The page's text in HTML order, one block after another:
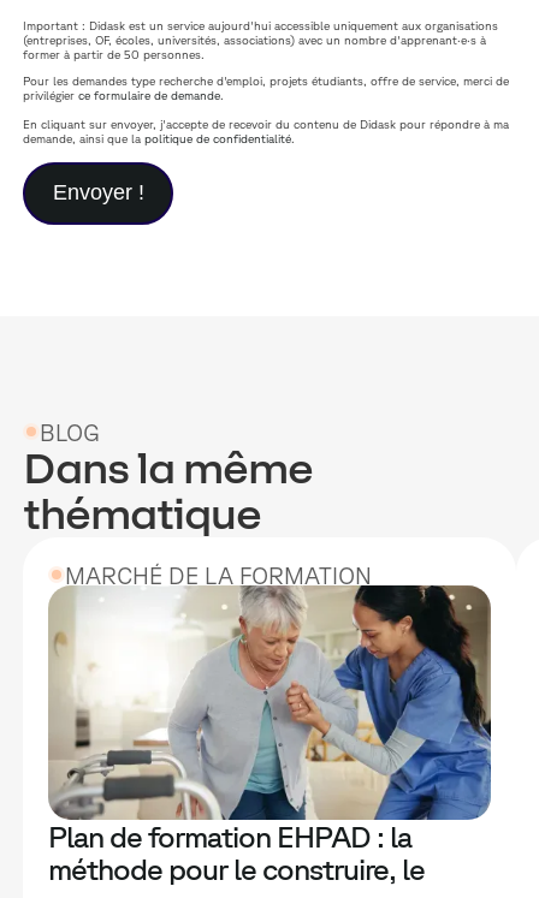
Important : Didask est un service aujourd'hui accessible uniquement aux organisations
(entreprises, OF, écoles, universités, associations) avec un nombre d'apprenant·e·s à
former à partir de 50 personnes.
Pour les demandes type recherche d'emploi, projets étudiants, offre de service, merci de
privilégierce formulaire de demande.
En cliquant sur envoyer, j'accepte de recevoir du contenu de Didask pour répondre à ma
demande, ainsi que lapolitique de confidentialité.
BLOG
Dans la même
thématique
MARCHÉ DE LA FORMATION
Plan de formation EHPAD : la
méthode pour le construire, le